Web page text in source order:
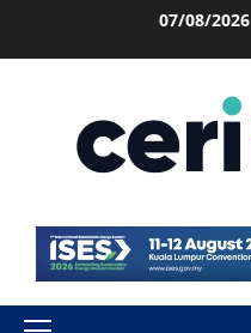
07/08/2026